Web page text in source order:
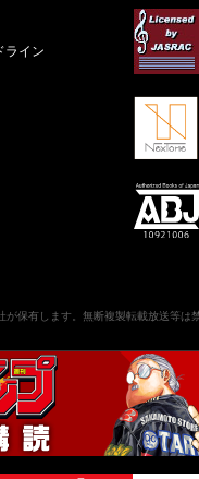
ライン
保有します。無断複製転載放送等は